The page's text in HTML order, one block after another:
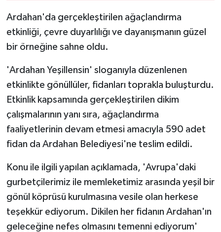
Ardahan'da gerçekleştirilen ağaçlandırma
etkinliği, çevre duyarlılığı ve dayanışmanın güzel
bir örneğine sahne oldu.
'Ardahan Yeşillensin' sloganıyla düzenlenen
etkinlikte gönüllüler, fidanları toprakla buluşturdu.
Etkinlik kapsamında gerçekleştirilen dikim
çalışmalarının yanı sıra, ağaçlandırma
faaliyetlerinin devam etmesi amacıyla 590 adet
fidan da Ardahan Belediyesi'ne teslim edildi.
Konu ile ilgili yapılan açıklamada, 'Avrupa'daki
gurbetçilerimiz ile memleketimiz arasında yeşil bir
gönül köprüsü kurulmasına vesile olan herkese
teşekkür ediyorum. Dikilen her fidanın Ardahan'ın
geleceğine nefes olmasını temenni ediyorum'